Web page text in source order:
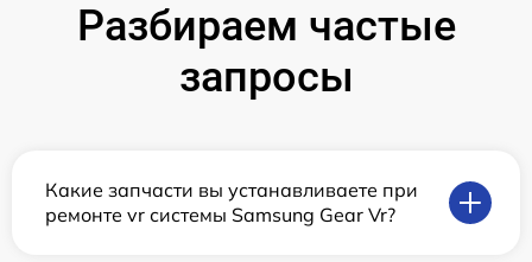
Разбираем частые
запросы
Какие запчасти вы устанавливаете при
ремонте vr системы Samsung Gear Vr?